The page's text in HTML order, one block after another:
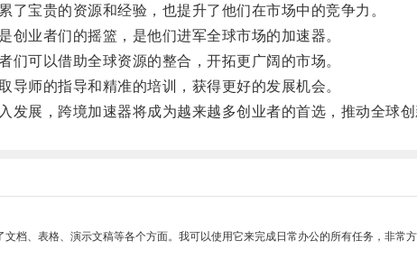
宝贵的资源和经验，也提升了他们在市场中的竞争力。
业者们的摇篮，是他们进军全球市场的加速器。
可以借助全球资源的整合，开拓更广阔的市场。
师的指导和精准的培训，获得更好的发展机会。
展，跨境加速器将成为越来越多创业者的首选，推动全球创
档、表格、演示文稿等各个方面。我可以使用它来完成日常办公的所有任务，非常方